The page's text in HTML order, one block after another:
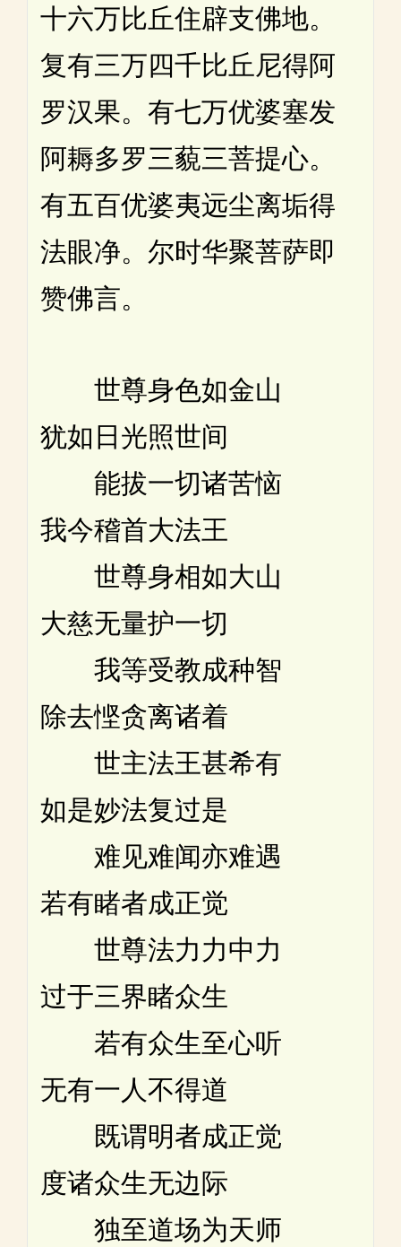
十六万比丘住辟支佛地。
复有三万四千比丘尼得阿
罗汉果。有七万优婆塞发
阿耨多罗三藐三菩提心。
有五百优婆夷远尘离垢得
法眼净。尔时华聚菩萨即
赞佛言。
世尊身色如金山
犹如日光照世间
能拔一切诸苦恼
我今稽首大法王
世尊身相如大山
大慈无量护一切
我等受教成种智
除去悭贪离诸着
世主法王甚希有
如是妙法复过是
难见难闻亦难遇
若有睹者成正觉
世尊法力力中力
过于三界睹众生
若有众生至心听
无有一人不得道
既谓明者成正觉
度诸众生无边际
独至道场为天师